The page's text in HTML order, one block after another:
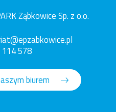
Ząbkowice Sp. z o.o.
578
biurem